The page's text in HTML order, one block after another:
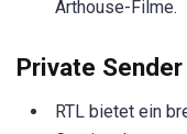
Arthouse-Filme.
Private Sender
RTL bietet ein